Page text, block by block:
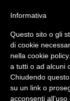

DAL 1977
MADE IN
Informativa
Questo sito o gli
di cookie
nella cookie
a tutti o ad alcuni
Chiudendo
su un link o
acconsenti all’uso